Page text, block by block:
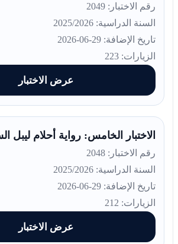
رقم الاختبار: 2049
السنة الدراسية: 2025/2026
تاريخ الإضافة: 29-06-2026
الزيارات: 223
عرض الاختبار
الاختبار الخامس: رواية أحلام ليبل
رقم الاختبار: 2048
السنة الدراسية: 2025/2026
تاريخ الإضافة: 29-06-2026
الزيارات: 212
عرض الاختبار